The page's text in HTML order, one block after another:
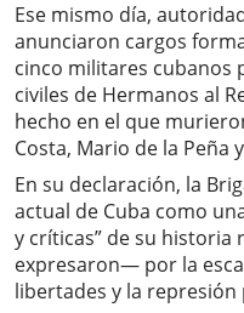
Ese mismo día,
anunciaron cargos
cinco militares cubanos
civiles de Hermanos al
hecho en el que
Costa, Mario de la Peña
En su declaración, la
actual de Cuba como
y críticas” de su
expresaron— por la
libertades y la represión